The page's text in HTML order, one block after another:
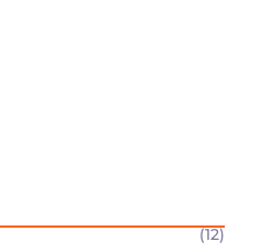
(12)